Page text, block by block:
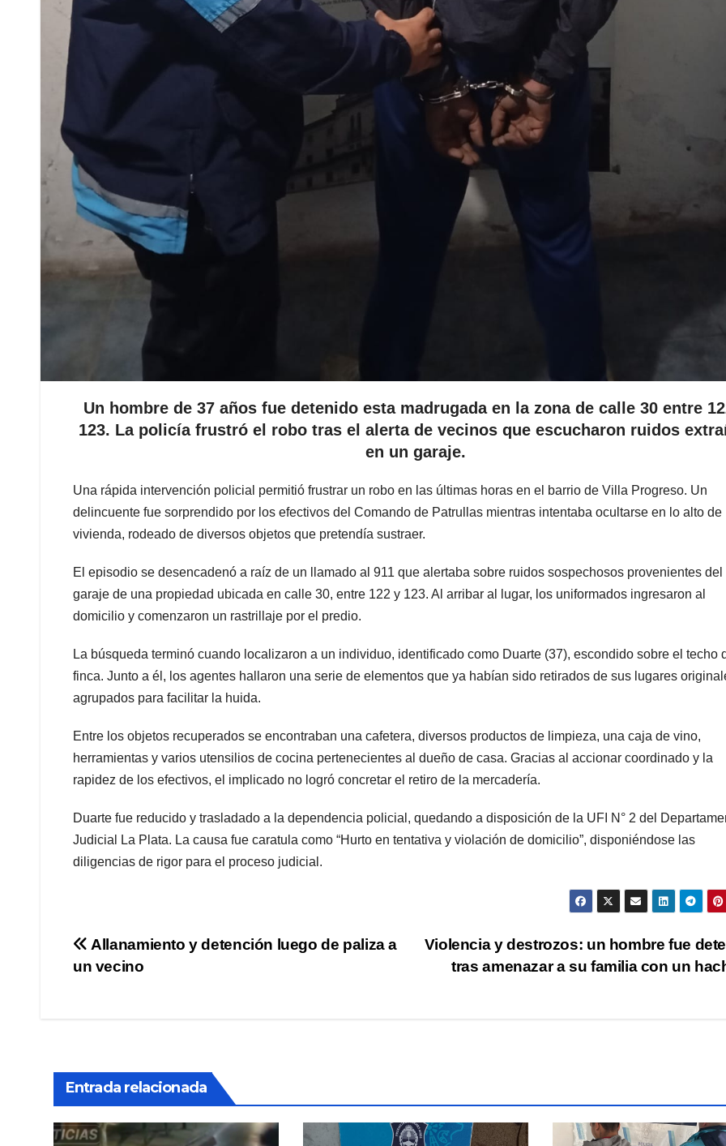
Un hombre de 37 años fue detenido esta madrugada en la zona de calle 30 entre
123. La policía frustró el robo tras el alerta de vecinos que escucharon ruidos
en un garaje.
Una rápida intervención policial permitió frustrar un robo en las últimas horas en el barrio de Villa Progreso. Un
delincuente fue sorprendido por los efectivos del Comando de Patrullas mientras intentaba ocultarse en lo alto de
vivienda, rodeado de diversos objetos que pretendía sustraer.
El episodio se desencadenó a raíz de un llamado al 911 que alertaba sobre ruidos sospechosos provenientes del
garaje de una propiedad ubicada en calle 30, entre 122 y 123. Al arribar al lugar, los uniformados ingresaron al
domicilio y comenzaron un rastrillaje por el predio.
La búsqueda terminó cuando localizaron a un individuo, identificado como Duarte (37), escondido sobre el techo
finca. Junto a él, los agentes hallaron una serie de elementos que ya habían sido retirados de sus lugares
agrupados para facilitar la huida.
Entre los objetos recuperados se encontraban una cafetera, diversos productos de limpieza, una caja de vino,
herramientas y varios utensilios de cocina pertenecientes al dueño de casa. Gracias al accionar coordinado y la
rapidez de los efectivos, el implicado no logró concretar el retiro de la mercadería.
Duarte fue reducido y trasladado a la dependencia policial, quedando a disposición de la UFI N° 2 del
Judicial La Plata. La causa fue caratula como “Hurto en tentativa y violación de domicilio”, disponiéndose las
diligencias de rigor para el proceso judicial.
Navegación
Violencia y destrozos: un hombre fue
tras amenazar a su familia con un
Allanamiento y detención luego de paliza a
un vecino
Entrada relacionada